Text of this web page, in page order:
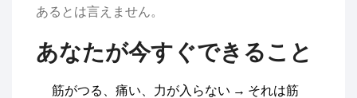
あるとは言えません。
あなたが今すぐできること
筋がつる、痛い、力が入らない → それは筋